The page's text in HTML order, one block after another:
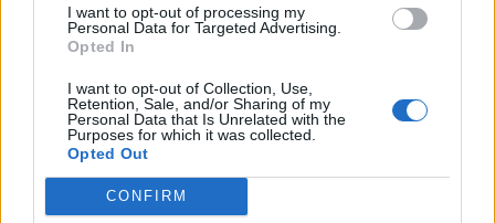
I want to opt-out of processing my
Personal Data for Targeted Advertising.
Opted In
I want to opt-out of Collection, Use,
Retention, Sale, and/or Sharing of my
Personal Data that Is Unrelated with the
Purposes for which it was collected.
Opted Out
CONFIRM
προηγμένη λειτουργία ιδιωτικότητας
που βασίζεται σε κάμερες μειώνει τη
φωτεινότητά της και συνεπώς τον
κίνδυνο απόσπασης της προσοχής του
οδηγού.